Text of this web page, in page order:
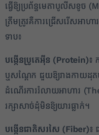
ធ្វើឱ្យប្រព័ន្ធមេតាបូលីសខូច
ត្រឹមត្រូវគឺការជ្រើសរើសអាហ
ទាប៖
បង្កើនប្រូតេអ៊ីន (Protein)៖ក
ឬសណ្តែក ជួយឱ្យរាងកាយដុត
ដំណើរការរំលាយអាហារ
រក្សាសាច់ដុំមិនឱ្យយារធ្លាក់។
បង្កើនជាតិសរសៃ (Fiber)៖
✕